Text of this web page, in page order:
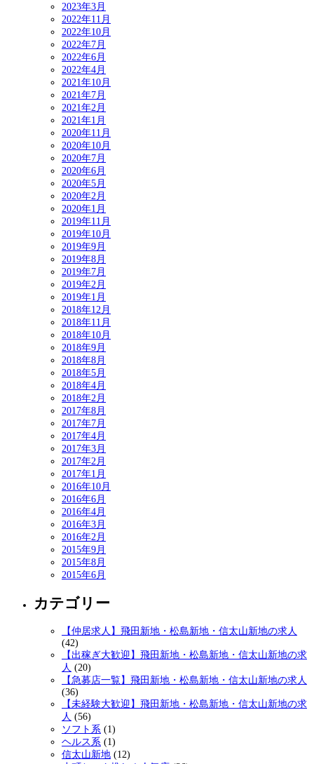
2023年3月
2022年11月
2022年10月
2022年7月
2022年6月
2022年4月
2021年10月
2021年7月
2021年2月
2021年1月
2020年11月
2020年10月
2020年7月
2020年6月
2020年5月
2020年2月
2020年1月
2019年11月
2019年10月
2019年9月
2019年8月
2019年7月
2019年2月
2019年1月
2018年12月
2018年11月
2018年10月
2018年9月
2018年8月
2018年5月
2018年4月
2018年2月
2017年8月
2017年7月
2017年4月
2017年3月
2017年2月
2017年1月
2016年10月
2016年6月
2016年4月
2016年3月
2016年2月
2015年9月
2015年8月
2015年6月
カテゴリー
【仲居求人】飛田新地・松島新地・信太山新地の求人
(42)
【出稼ぎ大歓迎】飛田新地・松島新地・信太山新地の求
人 (20)
【急募店一覧】飛田新地・松島新地・信太山新地の求人
(36)
【未経験大歓迎】飛田新地・松島新地・信太山新地の求
人 (56)
ソフト系 (1)
ヘルス系 (1)
信太山新地 (12)